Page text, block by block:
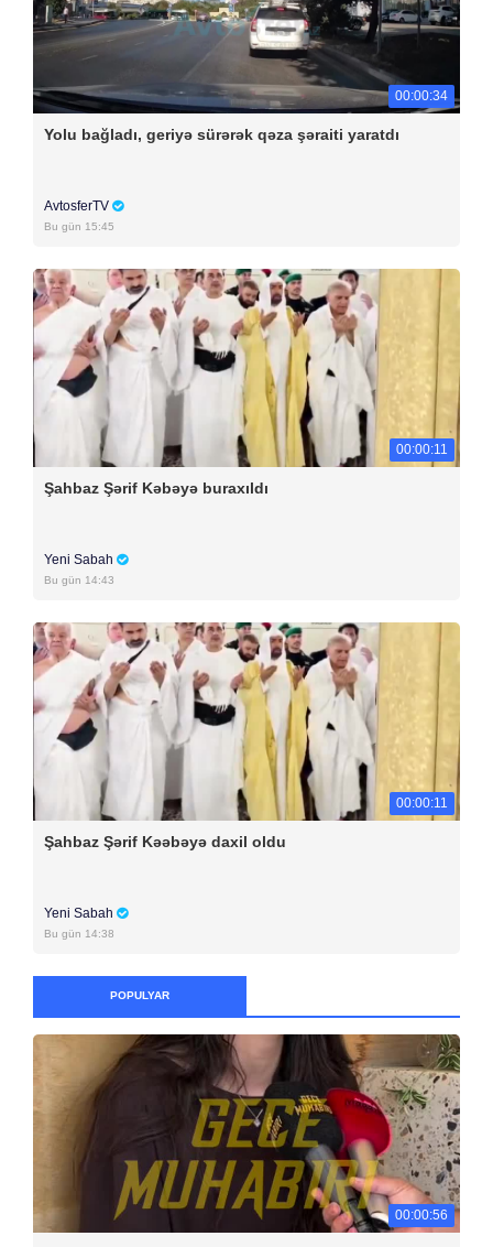
00:00:34
Yolu bağladı, geriyə sürərək qəza şəraiti yaratdı
AvtosferTV
Bu gün 15:45
00:00:11
Şahbaz Şərif Kəbəyə buraxıldı
Yeni Sabah
Bu gün 14:43
00:00:11
Şahbaz Şərif Kəəbəyə daxil oldu
Yeni Sabah
Bu gün 14:38
POPULYAR
00:00:56